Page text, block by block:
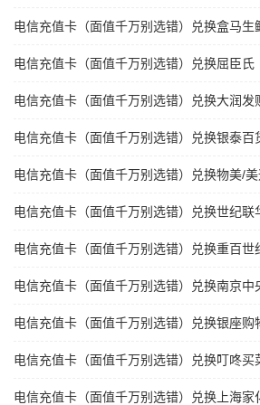
电信充值卡（面值千万别选错）兑换盒马生
电信充值卡（面值千万别选错）兑换屈臣氏
电信充值卡（面值千万别选错）兑换大润发
电信充值卡（面值千万别选错）兑换银泰百
电信充值卡（面值千万别选错）兑换物美/
电信充值卡（面值千万别选错）兑换世纪联
电信充值卡（面值千万别选错）兑换重百世
电信充值卡（面值千万别选错）兑换南京中
电信充值卡（面值千万别选错）兑换银座购
电信充值卡（面值千万别选错）兑换叮咚买
电信充值卡（面值千万别选错）兑换上海家